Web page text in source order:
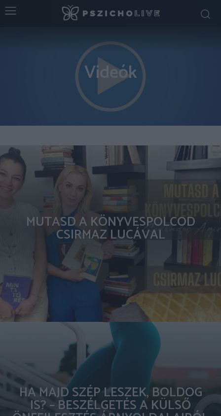
Videók
MUTASD A KÖNYVESPOLCOD
CSIRMAZ LUCÁVAL
HA MAJD SZÉP LESZEK, BOLDOG
IS? – BESZÉLGETÉS A KÜLSŐ